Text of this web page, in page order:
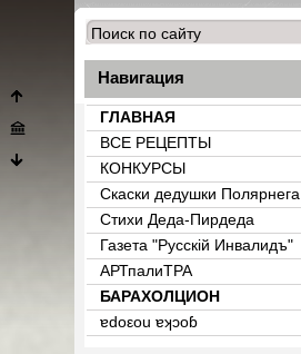
Навигация
ГЛАВНАЯ
ВСЕ РЕЦЕПТЫ
КОНКУРСЫ
Скаски дедушки Полярнега
Стихи Деда-Пирдеда
Газета "Русскiй Инвалидъ"
АРТпалиТРА
БАРАХОЛЦИОН
{count_categ_22}
ɐdоεоu ɐʞɔоɓ